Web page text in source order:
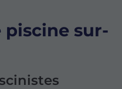
sur-